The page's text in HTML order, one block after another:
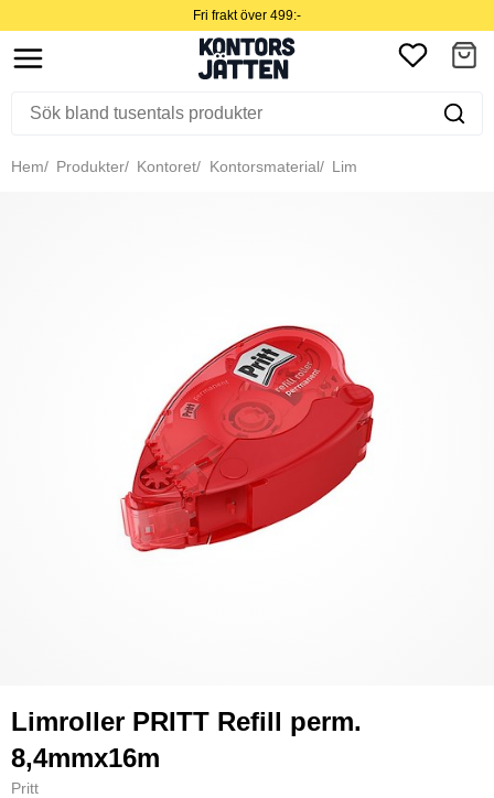
Fri frakt över 499:-
Hem Produkter Kontoret Kontorsmaterial Lim
Limroller PRITT Refill perm.
8,4mmx16m
Pritt